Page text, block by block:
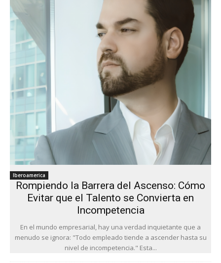
Iberoamerica
Rompiendo la Barrera del Ascenso: Cómo
Evitar que el Talento se Convierta en
Incompetencia
En el mundo empresarial, hay una verdad inquietante que a
menudo se ignora: "Todo empleado tiende a ascender hasta su
nivel de incompetencia." Esta...